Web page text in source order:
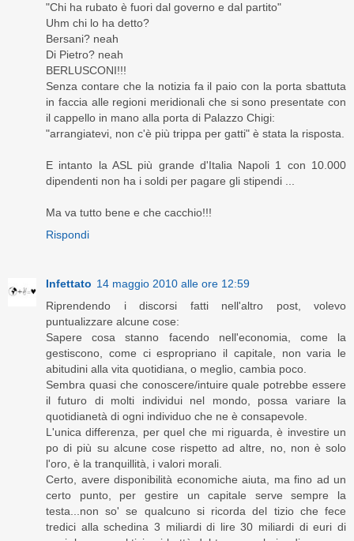
"Chi ha rubato è fuori dal governo e dal partito"
Uhm chi lo ha detto?
Bersani? neah
Di Pietro? neah
BERLUSCONI!!!
Senza contare che la notizia fa il paio con la porta sbattuta
in faccia alle regioni meridionali che si sono presentate con
il cappello in mano alla porta di Palazzo Chigi:
"arrangiatevi, non c'è più trippa per gatti" è stata la risposta.
E intanto la ASL più grande d'Italia Napoli 1 con 10.000
dipendenti non ha i soldi per pagare gli stipendi ...
Ma va tutto bene e che cacchio!!!
Rispondi
Infettato 14 maggio 2010 alle ore 12:59
Riprendendo i discorsi fatti nell'altro post, volevo
puntualizzare alcune cose:
Sapere cosa stanno facendo nell'economia, come la
gestiscono, come ci espropriano il capitale, non varia le
abitudini alla vita quotidiana, o meglio, cambia poco.
Sembra quasi che conoscere/intuire quale potrebbe essere
il futuro di molti individui nel mondo, possa variare la
quotidianetà di ogni individuo che ne è consapevole.
L'unica differenza, per quel che mi riguarda, è investire un
po di più su alcune cose rispetto ad altre, no, non è solo
l'oro, è la tranquillità, i valori morali.
Certo, avere disponibilità economiche aiuta, ma fino ad un
certo punto, per gestire un capitale serve sempre la
testa...non so' se qualcuno si ricorda del tizio che fece
tredici alla schedina 3 miliardi di lire 30 miliardi di euri di